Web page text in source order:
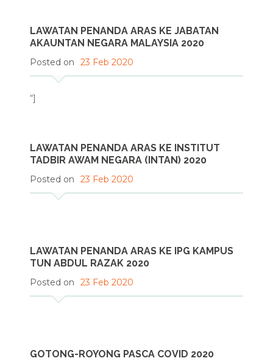
LAWATAN PENANDA ARAS KE JABATAN
AKAUNTAN NEGARA MALAYSIA 2020
Posted on 23 Feb 2020
“]
LAWATAN PENANDA ARAS KE INSTITUT
TADBIR AWAM NEGARA (INTAN) 2020
Posted on 23 Feb 2020
LAWATAN PENANDA ARAS KE IPG KAMPUS
TUN ABDUL RAZAK 2020
Posted on 23 Feb 2020
GOTONG-ROYONG PASCA COVID 2020